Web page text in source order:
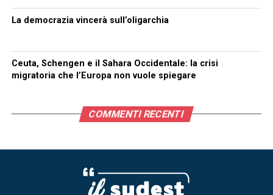
La democrazia vincerà sull’oligarchia
Ceuta, Schengen e il Sahara Occidentale: la crisi
migratoria che l’Europa non vuole spiegare
COMMENTI RECENTI